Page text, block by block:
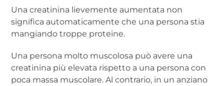
Una creatinina lievemente aumentata non
significa automaticamente che una persona stia
mangiando troppe proteine.
Una persona molto muscolosa può avere una
creatinina più elevata rispetto a una persona con
poca massa muscolare. Al contrario, in un anziano